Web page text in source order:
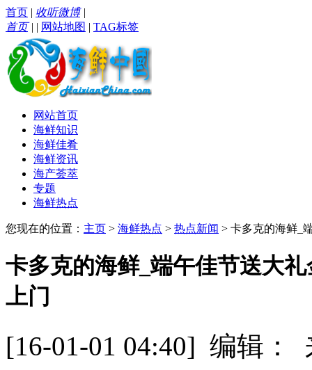
首页 | 收听微博|
首页| | 网站地图 | TAG标签
网站首页
海鲜知识
海鲜佳肴
海鲜资讯
海产荟萃
专题
海鲜热点
您现在的位置： 主页 > 海鲜热点 > 热点新闻 > 卡多克的海鲜_
卡多克的海鲜_端午佳节送大
上门
[16-01-01 04:40] 编辑